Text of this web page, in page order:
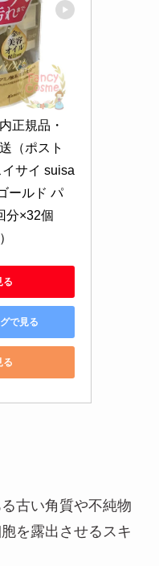
正規品・
（ポスト
サイ suisa
ールド パ
分×32個
る
で見る
る
古い角質や不純物
を露出させるスキ